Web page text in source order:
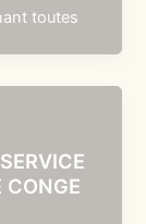
toutes
CONGE